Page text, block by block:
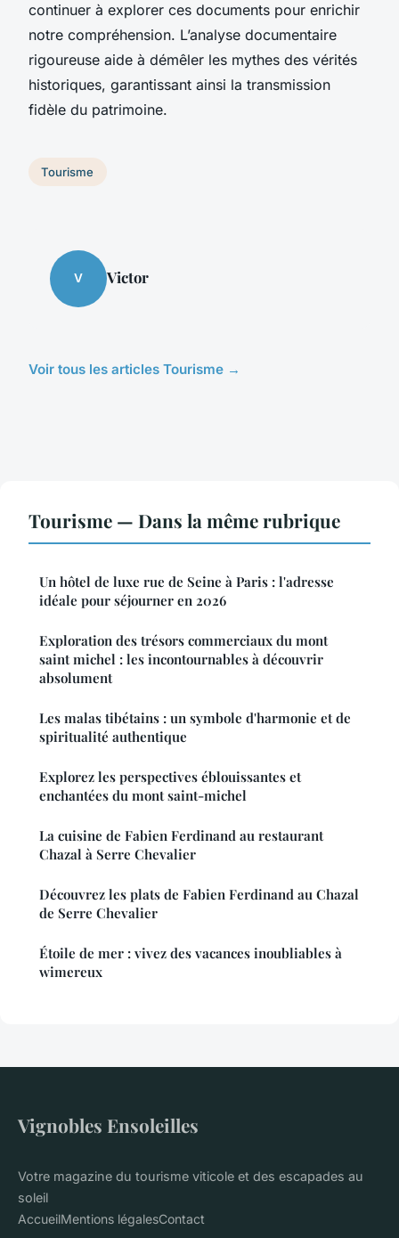
continuer à explorer ces documents pour enrichir
notre compréhension. L’analyse documentaire
rigoureuse aide à démêler les mythes des vérités
historiques, garantissant ainsi la transmission
fidèle du patrimoine.
Tourisme
V Victor
Voir tous les articles Tourisme →
Tourisme — Dans la même rubrique
Un hôtel de luxe rue de Seine à Paris : l'adresse
idéale pour séjourner en 2026
Exploration des trésors commerciaux du mont
saint michel : les incontournables à découvrir
absolument
Les malas tibétains : un symbole d'harmonie et de
spiritualité authentique
Explorez les perspectives éblouissantes et
enchantées du mont saint-michel
La cuisine de Fabien Ferdinand au restaurant
Chazal à Serre Chevalier
Découvrez les plats de Fabien Ferdinand au Chazal
de Serre Chevalier
Étoile de mer : vivez des vacances inoubliables à
wimereux
Vignobles Ensoleilles
Votre magazine du tourisme viticole et des escapades au
soleil
AccueilMentions légalesContact